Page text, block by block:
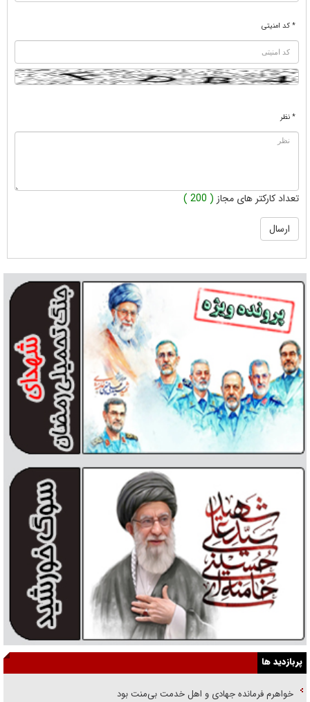
* کد امنیتی
* نظر
تعداد کارکتر های مجاز ( 200 )
پربازدید ها
خواهرم فرمانده جهادی و اهل خدمت بی‌منت بود